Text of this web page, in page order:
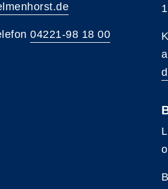
04221-98 18 00